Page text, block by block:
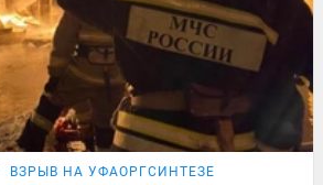
ВЗРЫВ НА УФАОРГСИНТЕЗЕ